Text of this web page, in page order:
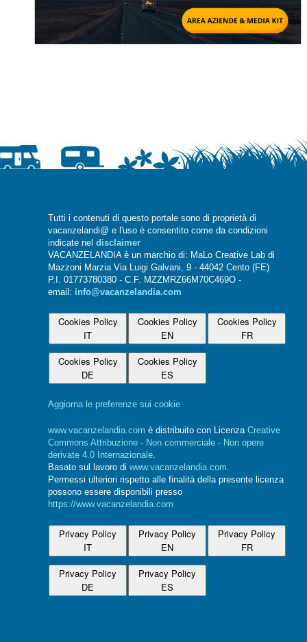
Tutti i contenuti di questo portale sono di proprietà di
vacanzelandi@ e l'uso è consentito come da condizioni
indicate nel disclaimer
VACANZELANDIA è un marchio di: MaLo Creative Lab di
Mazzoni Marzia Via Luigi Galvani, 9 - 44042 Cento (FE)
P.I. 01773780380 - C.F. MZZMRZ66M70C469O -
email: info@vacanzelandia.com
Cookies Policy
IT
Cookies Policy
EN
Cookies Policy
FR
Cookies Policy
DE
Cookies Policy
ES
Aggiorna le preferenze sui cookie
www.vacanzelandia.com è distribuito con Licenza Creative
Commons Attribuzione - Non commerciale - Non opere
derivate 4.0 Internazionale.
Basato sul lavoro di www.vacanzelandia.com.
Permessi ulteriori rispetto alle finalità della presente licenza
possono essere disponibili presso
https://www.vacanzelandia.com
Privacy Policy
IT
Privacy Policy
EN
Privacy Policy
FR
Privacy Policy
DE
Privacy Policy
ES